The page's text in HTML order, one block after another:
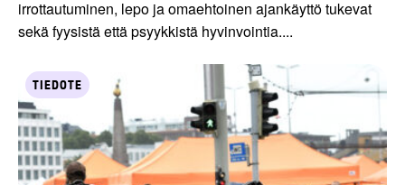
irrottautuminen, lepo ja omaehtoinen ajankäyttö tukevat
sekä fyysistä että psyykkistä hyvinvointia....
TIEDOTE